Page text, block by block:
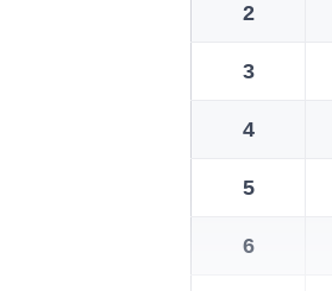
2
3
4
5
6